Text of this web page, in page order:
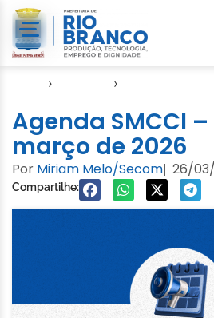
› ›
Agenda SMCCI
março de 2026
Por Miriam Melo/Secom| 26/
Compartilhe: